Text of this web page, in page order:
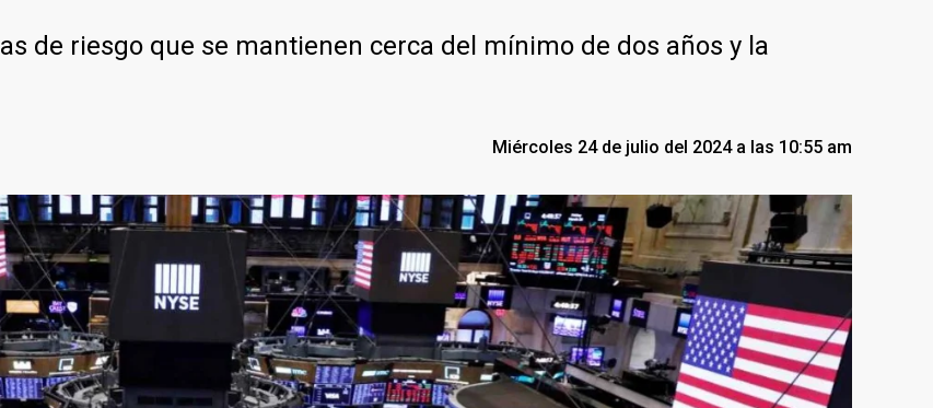
de riesgo que se mantienen cerca del mínimo de dos años y la
Miércoles 24 de julio del 2024 a las 10:55 am